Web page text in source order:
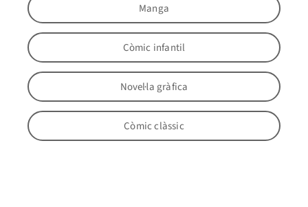
Manga
Còmic infantil
Novel·la gràfica
Còmic clàssic